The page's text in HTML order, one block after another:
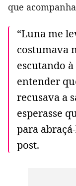
que
“Luna me
costumava
escutando
entender
recusava a
esperasse
para
post.